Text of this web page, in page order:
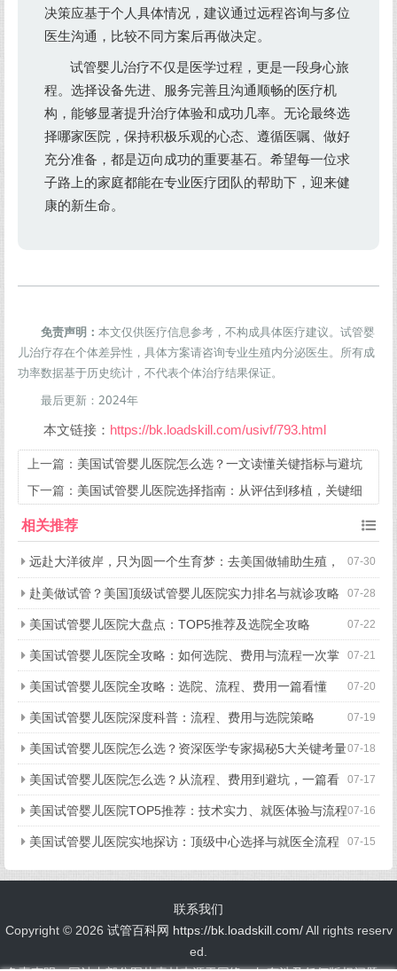
决策应基于个人具体情况，建议通过远程咨询与多位
医生沟通，比较不同方案后再做决定。
试管婴儿治疗不仅是医学过程，更是一段身心旅
程。选择设备先进、服务完善且沟通顺畅的医疗机
构，能够显著提升治疗体验和成功几率。无论最终选
择哪家医院，保持积极乐观的心态、遵循医嘱、做好
充分准备，都是迈向成功的重要基石。希望每一位求
子路上的家庭都能在专业医疗团队的帮助下，迎来健
康的新生命。
免责声明：本文仅供医疗信息参考，不构成具体医疗建议。试管婴
儿治疗存在个体差异性，具体方案请咨询专业生殖内分泌医生。所有成
功率数据基于历史统计，不代表个体治疗结果保证。
最后更新：2024年
本文链接： https://bk.loadskill.com/usivf/793.html
上一篇： 美国试管婴儿医院怎么选？一文读懂关键指标与避坑
指南
下一篇： 美国试管婴儿医院选择指南：从评估到移植，关键细
节全解析
相关推荐
07-30
远赴大洋彼岸，只为圆一个生育梦：去美国做辅助生殖，
究竟好在哪？ 07-28
赴美做试管？美国顶级试管婴儿医院实力排名与就诊攻略
07-22
美国试管婴儿医院大盘点：TOP5推荐及选院全攻略
07-21
美国试管婴儿医院全攻略：如何选院、费用与流程一次掌
握 07-20
美国试管婴儿医院全攻略：选院、流程、费用一篇看懂
07-19
美国试管婴儿医院深度科普：流程、费用与选院策略
07-18
美国试管婴儿医院怎么选？资深医学专家揭秘5大关键考量
07-17
美国试管婴儿医院怎么选？从流程、费用到避坑，一篇看
懂所有关键点 07-16
美国试管婴儿医院TOP5推荐：技术实力、就医体验与流程
细节全揭秘 07-15
美国试管婴儿医院实地探访：顶级中心选择与就医全流程
揭秘
联系我们
Copyright © 2026 试管百科网 https://bk.loadskill.com/All rights reserv
ed.